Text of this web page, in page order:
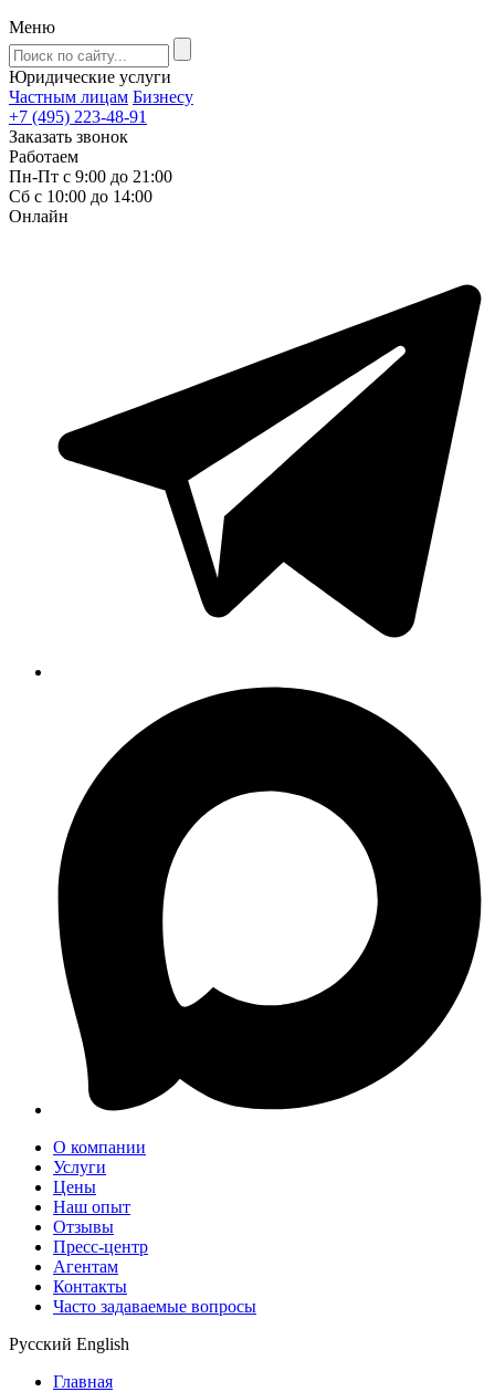
Меню
Юридические услуги
Частным лицам Бизнесу
+7 (495) 223-48-91
Заказать звонок
Работаем
Пн-Пт с 9:00 до 21:00
Сб с 10:00 до 14:00
Онлайн
О компании
Услуги
Цены
Наш опыт
Отзывы
Пресс-центр
Агентам
Контакты
Часто задаваемые вопросы
Русский English
Главная